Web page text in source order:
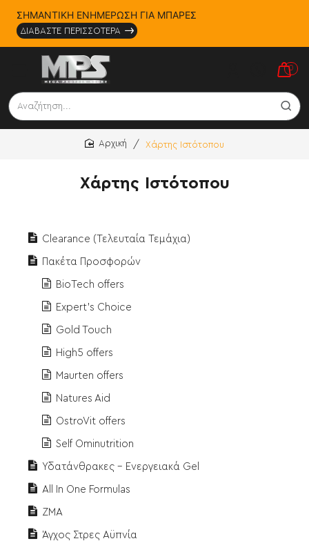
ΣΗΜΑΝΤΙΚΗ ΕΝΗΜΕΡΩΣΗ ΓΙΑ ΜΠΑΡΕΣ
ΔΙΑΒΑΣΤΕ ΠΕΡΙΣΣΟΤΕΡΑ
0
Αναζήτηση...
Χάρτης Ιστότοπου
Χάρτης Ιστότοπου
Clearance (Τελευταία Τεμάχια)
Πακέτα Προσφορών
BioTech offers
Expert's Choice
Gold Touch
High5 offers
Maurten offers
Natures Aid
OstroVit offers
Self Ominutrition
Υδατάνθρακες - Ενεργειακά Gel
All In One Formulas
ZMA
Άγχος Στρες Αϋπνία